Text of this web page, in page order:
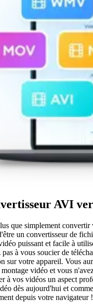
AVI
que simplement convertir
un convertisseur de
puissant et facile à
à vous soucier de
sur votre appareil. Vous
vidéo et vous
à vos vidéos un aspect
dès aujourd'hui et
depuis votre navigateur !